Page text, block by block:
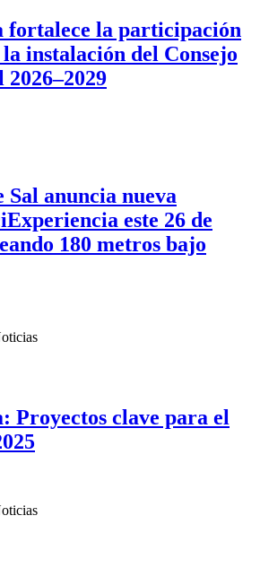
fortalece la participación
instalación del Consejo
anuncia nueva
este 26 de
180 metros bajo
Proyectos clave para el